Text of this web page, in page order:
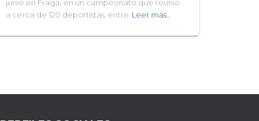
junio en Fraga, en un campeonato que reunió
a cerca de 120 deportistas, entre Leer más…